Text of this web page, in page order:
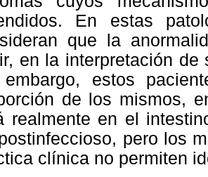
En estas
que la
en la interpretación
estos
de los mismos,
realmente en el
pero los
clínica no permiten